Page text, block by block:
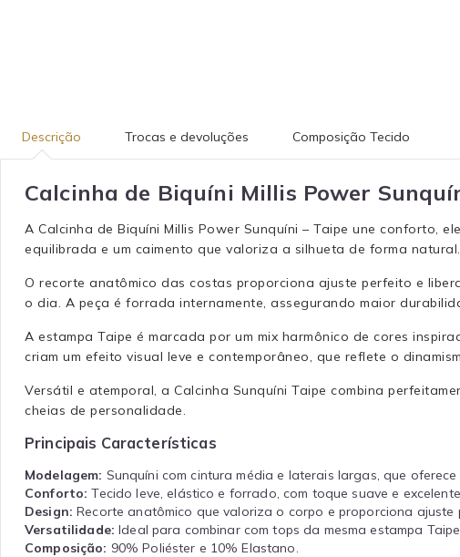
Descrição Trocas e devoluções Composição Tecido
Calcinha de Biquíni Millis Power
A Calcinha de Biquíni Millis Power Sunquíni – Taipe une conforto,
equilibrada e um caimento que valoriza a silhueta de forma
O recorte anatômico das costas proporciona ajuste perfeito e
o dia. A peça é forrada internamente, assegurando maior
A estampa Taipe é marcada por um mix harmônico de cores
criam um efeito visual leve e contemporâneo, que reflete o
Versátil e atemporal, a Calcinha Sunquíni Taipe combina
cheias de personalidade.
Principais Características
Modelagem: Sunquíni com cintura média e laterais largas, que
Conforto: Tecido leve, elástico e forrado, com toque suave e
Design: Recorte anatômico que valoriza o corpo e proporciona ajuste
Versatilidade: Ideal para combinar com tops da mesma estampa
Composição: 90% Poliéster e 10% Elastano.